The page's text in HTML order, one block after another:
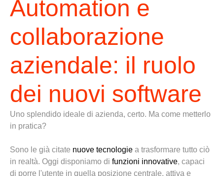
Automation e
collaborazione
aziendale: il ruolo
dei nuovi software
Uno splendido ideale di azienda, certo. Ma come metterlo
in pratica?
Sono le già citate nuove tecnologie a trasformare tutto ciò
in realtà. Oggi disponiamo di funzioni innovative, capaci
di porre l'utente in quella posizione centrale, attiva e